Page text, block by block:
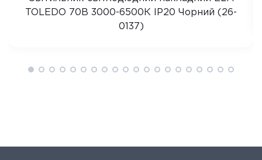
TOLEDO 70B 3000-6500К IP20 Чорний (26-
0137)